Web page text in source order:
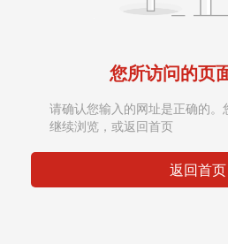
您所访问的页
请确认您输入的网址是正确的。
继续浏览，或返回首页
返回首页